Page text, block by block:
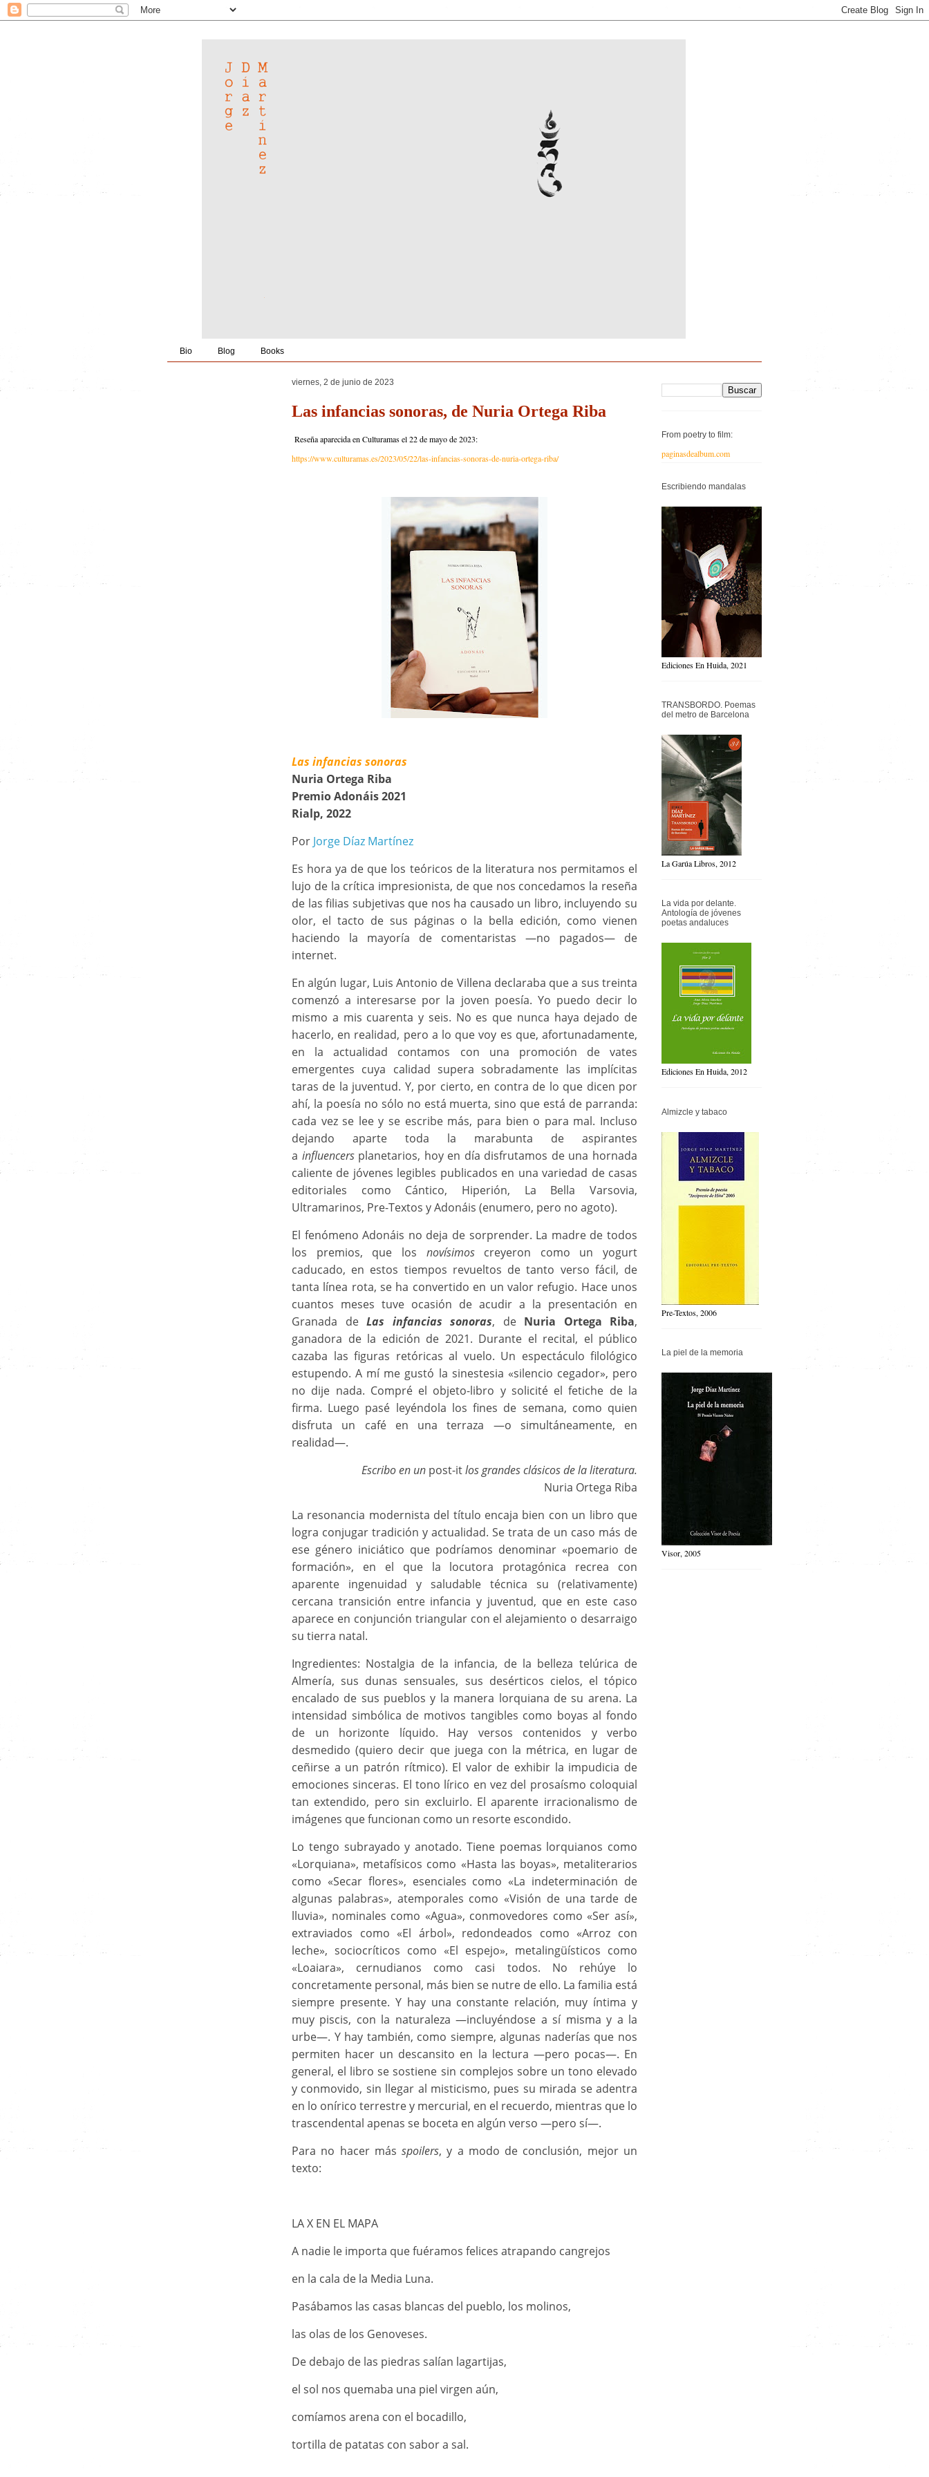
Bio Blog Books
viernes, 2 de junio de 2023
Las infancias sonoras, de Nuria Ortega Riba
Reseña aparecida en Culturamas el 22 de mayo de 2023:
https://www.culturamas.es/2023/05/22/las-infancias-sonoras-de-nuria-ortega-riba/
Las infancias sonoras
Nuria Ortega Riba
Premio Adonáis 2021
Rialp, 2022
Por Jorge Díaz Martínez
Es hora ya de que los teóricos de la literatura nos permitamos el
lujo de la crítica impresionista, de que nos concedamos la reseña
de las filias subjetivas que nos ha causado un libro, incluyendo su
olor, el tacto de sus páginas o la bella edición, como vienen
haciendo la mayoría de comentaristas ―no pagados― de
internet.
En algún lugar, Luis Antonio de Villena declaraba que a sus treinta
comenzó a interesarse por la joven poesía. Yo puedo decir lo
mismo a mis cuarenta y seis. No es que nunca haya dejado de
hacerlo, en realidad, pero a lo que voy es que, afortunadamente,
en la actualidad contamos con una promoción de vates
emergentes cuya calidad supera sobradamente las implícitas
taras de la juventud. Y, por cierto, en contra de lo que dicen por
ahí, la poesía no sólo no está muerta, sino que está de parranda:
cada vez se lee y se escribe más, para bien o para mal. Incluso
dejando aparte toda la marabunta de aspirantes
a influencers planetarios, hoy en día disfrutamos de una hornada
caliente de jóvenes legibles publicados en una variedad de casas
editoriales como Cántico, Hiperión, La Bella Varsovia,
Ultramarinos, Pre-Textos y Adonáis (enumero, pero no agoto).
El fenómeno Adonáis no deja de sorprender. La madre de todos
los premios, que los novísimoscreyeron como un yogurt
caducado, en estos tiempos revueltos de tanto verso fácil, de
tanta línea rota, se ha convertido en un valor refugio. Hace unos
cuantos meses tuve ocasión de acudir a la presentación en
Granada de Las infancias sonoras, de Nuria Ortega Riba,
ganadora de la edición de 2021. Durante el recital, el público
cazaba las figuras retóricas al vuelo. Un espectáculo filológico
estupendo. A mí me gustó la sinestesia «silencio cegador», pero
no dije nada. Compré el objeto-libro y solicité el fetiche de la
firma. Luego pasé leyéndola los fines de semana, como quien
disfruta un café en una terraza ―o simultáneamente, en
realidad―.
Escribo en un post-itlos grandes clásicos de la literatura.
Nuria Ortega Riba
La resonancia modernista del título encaja bien con un libro que
logra conjugar tradición y actualidad. Se trata de un caso más de
ese género iniciático que podríamos denominar «poemario de
formación», en el que la locutora protagónica recrea con
aparente ingenuidad y saludable técnica su (relativamente)
cercana transición entre infancia y juventud, que en este caso
aparece en conjunción triangular con el alejamiento o desarraigo
su tierra natal.
Ingredientes: Nostalgia de la infancia, de la belleza telúrica de
Almería, sus dunas sensuales, sus desérticos cielos, el tópico
encalado de sus pueblos y la manera lorquiana de su arena. La
intensidad simbólica de motivos tangibles como boyas al fondo
de un horizonte líquido. Hay versos contenidos y verbo
desmedido (quiero decir que juega con la métrica, en lugar de
ceñirse a un patrón rítmico). El valor de exhibir la impudicia de
emociones sinceras. El tono lírico en vez del prosaísmo coloquial
tan extendido, pero sin excluirlo. El aparente irracionalismo de
imágenes que funcionan como un resorte escondido.
Lo tengo subrayado y anotado. Tiene poemas lorquianos como
«Lorquiana», metafísicos como «Hasta las boyas», metaliterarios
como «Secar flores», esenciales como «La indeterminación de
algunas palabras», atemporales como «Visión de una tarde de
lluvia», nominales como «Agua», conmovedores como «Ser así»,
extraviados como «El árbol», redondeados como «Arroz con
leche», sociocríticos como «El espejo», metalingüísticos como
«Loaiara», cernudianos como casi todos. No rehúye lo
concretamente personal, más bien se nutre de ello. La familia está
siempre presente. Y hay una constante relación, muy íntima y
muy piscis, con la naturaleza ―incluyéndose a sí misma y a la
urbe―. Y hay también, como siempre, algunas naderías que nos
permiten hacer un descansito en la lectura ―pero pocas―. En
general, el libro se sostiene sin complejos sobre un tono elevado
y conmovido, sin llegar al misticismo, pues su mirada se adentra
en lo onírico terrestre y mercurial, en el recuerdo, mientras que lo
trascendental apenas se boceta en algún verso ―pero sí―.
Para no hacer másspoilers, y a modo de conclusión, mejor un
texto:
LA X EN EL MAPA
A nadie le importa que fuéramos felices atrapando cangrejos
en la cala de la Media Luna.
Pasábamos las casas blancas del pueblo, los molinos,
las olas de los Genoveses.
De debajo de las piedras salían lagartijas,
el sol nos quemaba una piel virgen aún,
comíamos arena con el bocadillo,
tortilla de patatas con sabor a sal.
From poetry to film:
paginasdealbum.com
Escribiendo mandalas
Ediciones En Huida, 2021
TRANSBORDO. Poemas
del metro de Barcelona
La Garúa Libros, 2012
La vida por delante.
Antología de jóvenes
poetas andaluces
Ediciones En Huida, 2012
Almizcle y tabaco
Pre-Textos, 2006
La piel de la memoria
Visor, 2005